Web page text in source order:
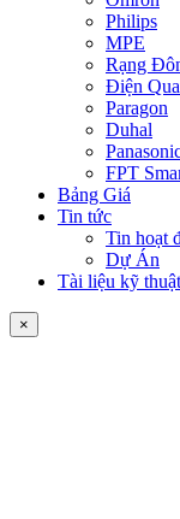
Philips
MPE
Rạng
Điện
Paragon
Duhal
FPT
Bảng Giá
Tin tức
Tin hoạt
Dự Án
Tài liệu kỹ thuật
×